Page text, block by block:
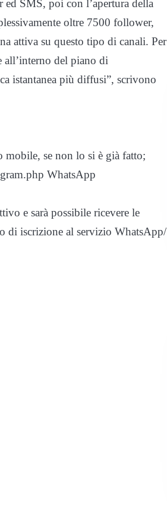
SMS, poi con l’apertura della
oltre 7500 follower,
attiva su questo tipo di canali. Per
all’interno del piano di
istantanea più diffusi”, scrivono
mobile, se non lo si è già fatto;
WhatsApp
e sarà possibile ricevere le
di iscrizione al servizio WhatsApp/